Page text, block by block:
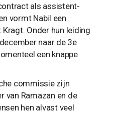
als assistent-
vormt Nabil een
Onder hun leiding
naar de 3e
een knappe
commissie zijn
van Ramazan en de
hen alvast veel